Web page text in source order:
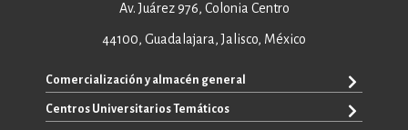
Av. Juárez 976, Colonia Centro
44100, Guadalajara, Jalisco, México
Comercialización y almacén general
+52 33 3640 6326
Centros Universitarios Temáticos